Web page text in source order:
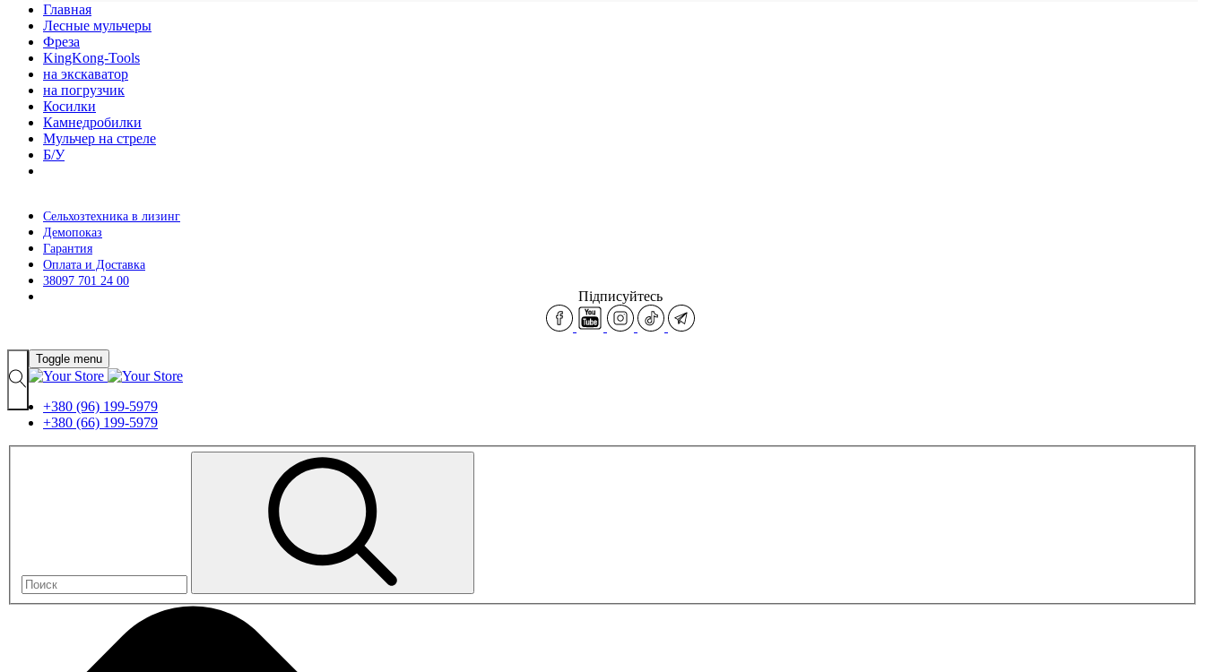
Главная
Лесные мульчеры
Фреза
KingKong-Tools
на экскаватор
на погрузчик
Косилки
Камнедробилки
Мульчер на стреле
Б/У
Сельхозтехника в лизинг
Демопоказ
Гарантия
Оплата и Доставка
38097 701 24 00
Підписуйтесь
Toggle menu
+380 (96) 199-5979
+380 (66) 199-5979